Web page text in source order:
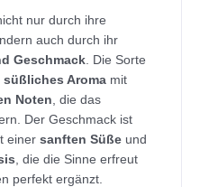
nur durch ihre
auch durch ihr
Geschmack . Die Sorte
Aroma mit
Noten , die das
Der Geschmack ist
einer sanften Süße und
, die die Sinne erfreut
perfekt ergänzt.